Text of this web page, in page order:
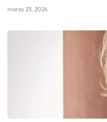
marzo 23, 2026